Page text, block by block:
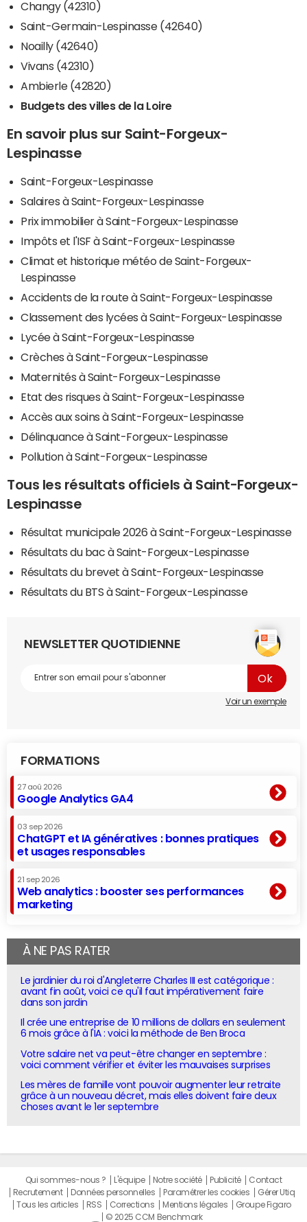
Changy (42310)
Saint-Germain-Lespinasse (42640)
Noailly (42640)
Vivans (42310)
Ambierle (42820)
Budgets des villes de la Loire
En savoir plus sur Saint-Forgeux-
Lespinasse
Saint-Forgeux-Lespinasse
Salaires à Saint-Forgeux-Lespinasse
Prix immobilier à Saint-Forgeux-Lespinasse
Impôts et l'ISF à Saint-Forgeux-Lespinasse
Climat et historique météo de Saint-Forgeux-
Lespinasse
Accidents de la route à Saint-Forgeux-Lespinasse
Classement des lycées à Saint-Forgeux-Lespinasse
Lycée à Saint-Forgeux-Lespinasse
Crèches à Saint-Forgeux-Lespinasse
Maternités à Saint-Forgeux-Lespinasse
Etat des risques à Saint-Forgeux-Lespinasse
Accès aux soins à Saint-Forgeux-Lespinasse
Délinquance à Saint-Forgeux-Lespinasse
Pollution à Saint-Forgeux-Lespinasse
Tous les résultats officiels à Saint-Forgeux-
Lespinasse
Résultat municipale 2026 à Saint-Forgeux-Lespinasse
Résultats du bac à Saint-Forgeux-Lespinasse
Résultats du brevet à Saint-Forgeux-Lespinasse
Résultats du BTS à Saint-Forgeux-Lespinasse
NEWSLETTER QUOTIDIENNE
Voir un exemple
FORMATIONS
27 aoû 2026
Google Analytics GA4
03 sep 2026
ChatGPT et IA génératives : bonnes pratiques
et usages responsables
21 sep 2026
Web analytics : booster ses performances
marketing
À NE PAS RATER
Le jardinier du roi d'Angleterre Charles III est catégorique :
avant fin août, voici ce qu'il faut impérativement faire
dans son jardin
Il crée une entreprise de 10 millions de dollars en seulement
6 mois grâce à l'IA : voici la méthode de Ben Broca
Votre salaire net va peut-être changer en septembre :
voici comment vérifier et éviter les mauvaises surprises
Les mères de famille vont pouvoir augmenter leur retraite
grâce à un nouveau décret, mais elles doivent faire deux
choses avant le 1er septembre
Qui sommes-nous ? L'équipe Notre société Publicité
Contact
Recrutement
Données personnelles Paramétrer les cookies
Gérer Utiq
Tous les articles
RSS Corrections Mentions légales
Groupe Figaro
© 2025 CCM Benchmark